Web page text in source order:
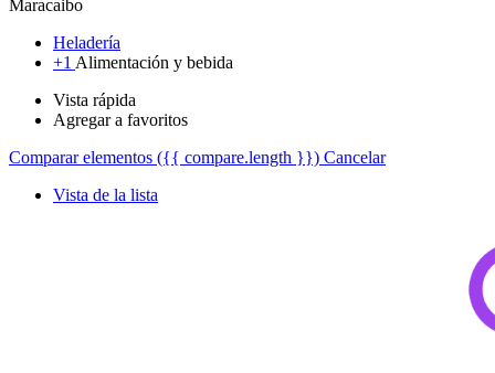
Maracaibo
Heladería
+1 Alimentación y bebida
Vista rápida
Agregar a favoritos
Comparar elementos ({{ compare.length }}) Cancelar
Vista de la lista